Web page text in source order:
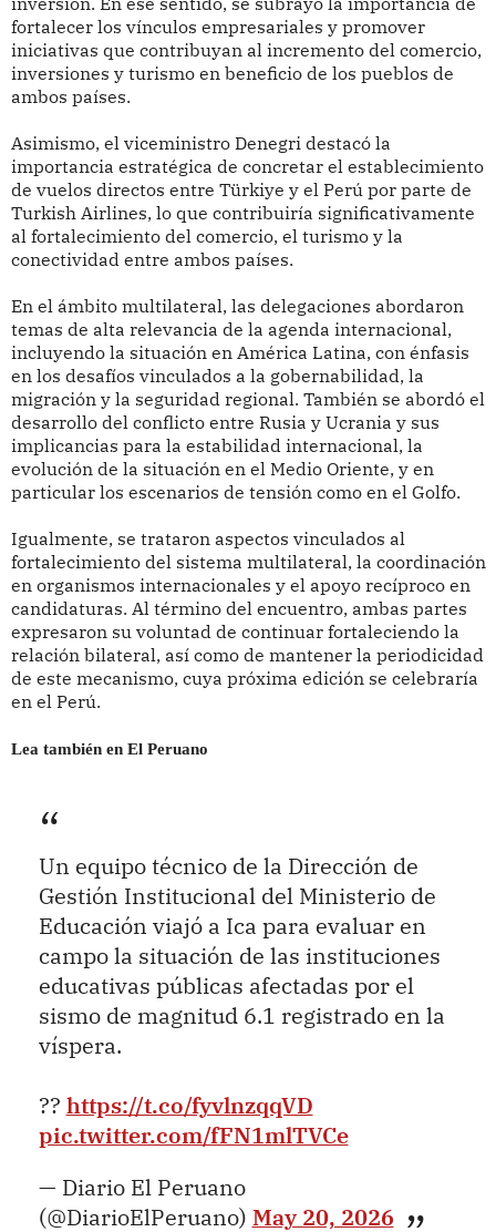
fortalecer los vínculos empresariales y promover
iniciativas que contribuyan al incremento del comercio,
inversiones y turismo en beneficio de los pueblos de
ambos países.
Asimismo, el viceministro Denegri destacó la
importancia estratégica de concretar el establecimiento
de vuelos directos entre Türkiye y el Perú por parte de
Turkish Airlines, lo que contribuiría significativamente
al fortalecimiento del comercio, el turismo y la
conectividad entre ambos países.
En el ámbito multilateral, las delegaciones abordaron
temas de alta relevancia de la agenda internacional,
incluyendo la situación en América Latina, con énfasis
en los desafíos vinculados a la gobernabilidad, la
migración y la seguridad regional. También se abordó el
desarrollo del conflicto entre Rusia y Ucrania y sus
implicancias para la estabilidad internacional, la
evolución de la situación en el Medio Oriente, y en
particular los escenarios de tensión como en el Golfo.
Igualmente, se trataron aspectos vinculados al
fortalecimiento del sistema multilateral, la coordinación
en organismos internacionales y el apoyo recíproco en
candidaturas. Al término del encuentro, ambas partes
expresaron su voluntad de continuar fortaleciendo la
relación bilateral, así como de mantener la periodicidad
de este mecanismo, cuya próxima edición se celebraría
en el Perú.
Lea también en El Peruano
Un equipo técnico de la Dirección de
Gestión Institucional del Ministerio de
Educación viajó a Ica para evaluar en
campo la situación de las instituciones
educativas públicas afectadas por el
sismo de magnitud 6.1 registrado en la
víspera.
?? https://t.co/fyvlnzqqVD
pic.twitter.com/fFN1mlTVCe
— Diario El Peruano
(@DiarioElPeruano) May 20, 2026